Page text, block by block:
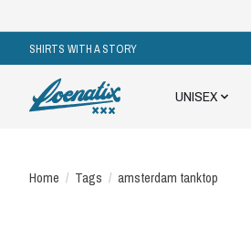
SHIRTS WITH A STORY
UNISEX
Home / Tags / amsterdam tanktop